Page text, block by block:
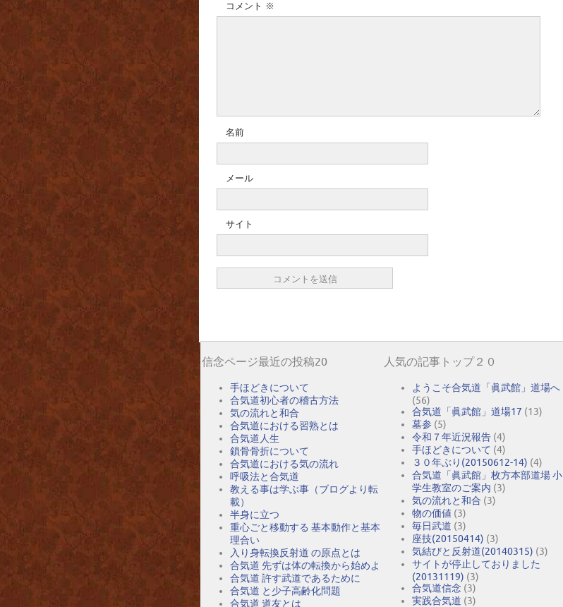
コメント ※
名前
メール
サイト
信念ページ最近の投稿20
手ほどきについて
合気道初心者の稽古方法
気の流れと和合
合気道における習熟とは
合気道人生
鎖骨骨折について
合気道における気の流れ
呼吸法と合気道
教える事は学ぶ事（ブログより転
載）
半身に立つ
重心ごと移動する 基本動作と基本
理合い
入り身転換反射道 の原点とは
合気道 先ずは体の転換から始めよ
合気道 許す武道であるために
合気道 と少子高齢化問題
合気道 道友とは
人気の記事トップ２０
ようこそ合気道「眞武館」道場へ
(56)
合気道「眞武館」道場17 (13)
墓参 (5)
令和７年近況報告 (4)
手ほどきについて (4)
３０年ぶり(20150612-14) (4)
合気道「眞武館」枚方本部道場 小
学生教室のご案内 (3)
気の流れと和合 (3)
物の価値 (3)
毎日武道 (3)
座技(20150414) (3)
気結びと反射道(20140315) (3)
サイトが停止しておりました
(20131119) (3)
合気道信念 (3)
実践合気道 (3)